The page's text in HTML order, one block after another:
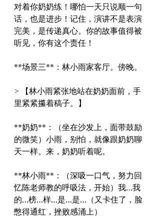
对着你奶奶练！哪怕一天只说顺一句
话，也是进步！记住，演讲不是表演
完美，是传递真心。你的故事值得被
听见，你有这个责任！
**场景三**：林小雨家客厅。傍晚。
> 【林小雨紧张地站在奶奶面前，手
里紧紧攥着稿子。】
**奶奶**：（坐在沙发上，面带鼓励
的微笑）小雨，别怕，就像跟奶奶聊
天一样。来，奶奶听着呢。
**林小雨**：（深吸一口气，努力回
忆陈老师教的呼吸法，开始）我…我
的…榜…样…是…是…（又卡住了，脸
憋得通红，挫败感涌上）